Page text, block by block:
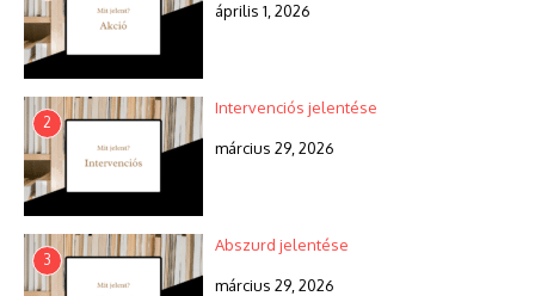
április 1, 2026
2
Intervenciós jelentése
március 29, 2026
3
Abszurd jelentése
március 29, 2026